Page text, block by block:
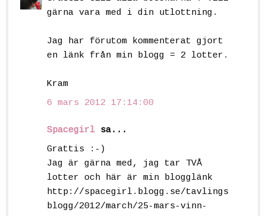
gärna vara med i din utlottning.
Jag har förutom kommenterat gjort
en länk från min blogg = 2 lotter.
Kram
6 mars 2012 17:14:00
Spacegirl sa...
Grattis :-)
Jag är gärna med, jag tar TVÅ
lotter och här är min blogglänk
http://spacegirl.blogg.se/tavlings
blogg/2012/march/25-mars-vinn-